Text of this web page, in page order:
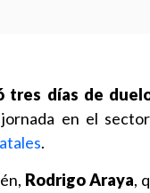
tres días de
en el
.
Rodrigo Araya,